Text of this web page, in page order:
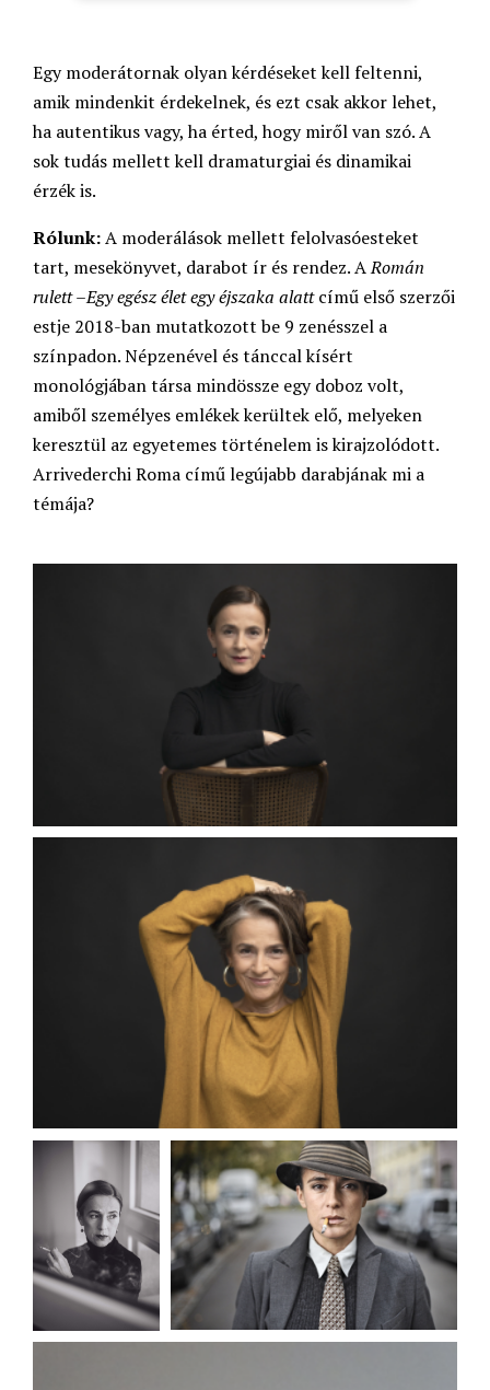
Egy moderátornak olyan kérdéseket kell feltenni,
amik mindenkit érdekelnek, és ezt csak akkor lehet,
ha autentikus vagy, ha érted, hogy miről van szó. A
sok tudás mellett kell dramaturgiai és dinamikai
érzék is.
Rólunk:A moderálások mellett felolvasóesteket
tart, mesekönyvet, darabot ír és rendez. ARomán
rulett –Egy egész élet egy éjszaka alattcímű első szerzői
estje 2018-ban mutatkozott be 9 zenésszel a
színpadon. Népzenével és tánccal kísért
monológjában társa mindössze egy doboz volt,
amiből személyes emlékek kerültek elő, melyeken
keresztül az egyetemes történelem is kirajzolódott.
Arrivederchi Roma című legújabb darabjának mi a
témája?